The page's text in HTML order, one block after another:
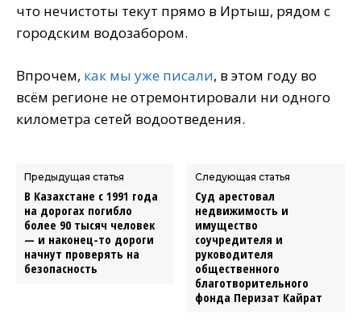
что нечистоты текут прямо в Иртыш, рядом с
городским водозабором.
Впрочем, как мы уже писали, в этом году во
всём регионе не отремонтировали ни одного
километра сетей водоотведения.
Предыдущая статья
В Казахстане с 1991 года
на дорогах погибло
более 90 тысяч человек
— и наконец-то дороги
начнут проверять на
безопасность
Следующая статья
Суд арестовал
недвижимость и
имущество
соучредителя и
руководителя
общественного
благотворительного
фонда Перизат Кайрат